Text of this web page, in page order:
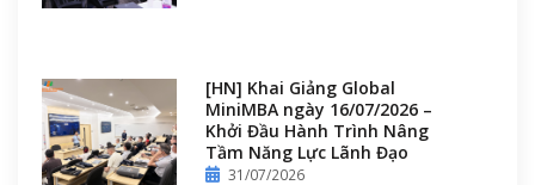
[HN] Khai Giảng Global
MiniMBA ngày 16/07/2026 –
Khởi Đầu Hành Trình Nâng
Tầm Năng Lực Lãnh Đạo
31/07/2026